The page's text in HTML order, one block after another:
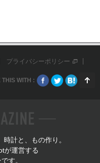
プライバシーポリシー
THIS WITH :
計と、もの作り。
が運営する
す。